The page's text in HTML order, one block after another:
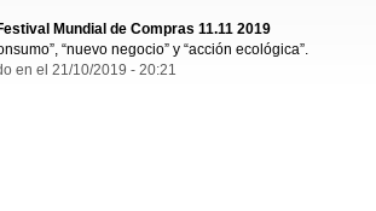
Mundial de Compras 11.11 2019
“nuevo negocio” y “acción ecológica”.
en el 21/10/2019 - 20:21